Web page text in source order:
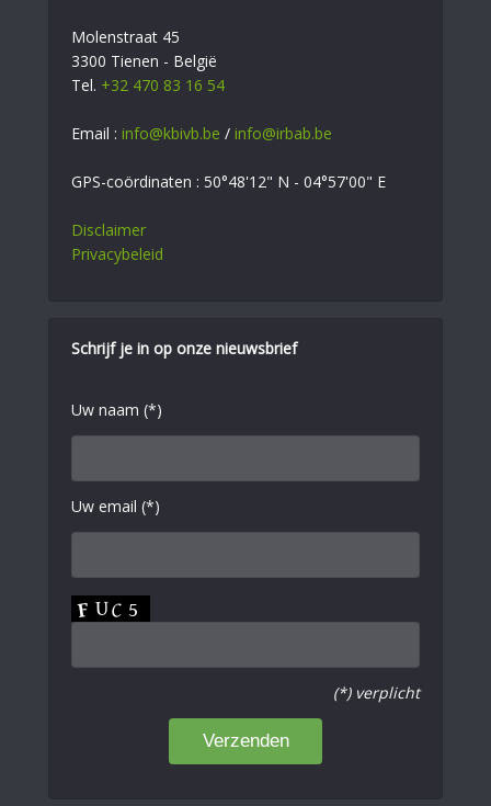
Molenstraat 45
3300 Tienen - België
Tel. +32 470 83 16 54
Email : info@kbivb.be / info@irbab.be
GPS-coördinaten : 50°48'12" N - 04°57'00" E
Disclaimer
Privacybeleid
Schrijf je in op onze nieuwsbrief
Uw naam (*)
Uw email (*)
(*) verplicht